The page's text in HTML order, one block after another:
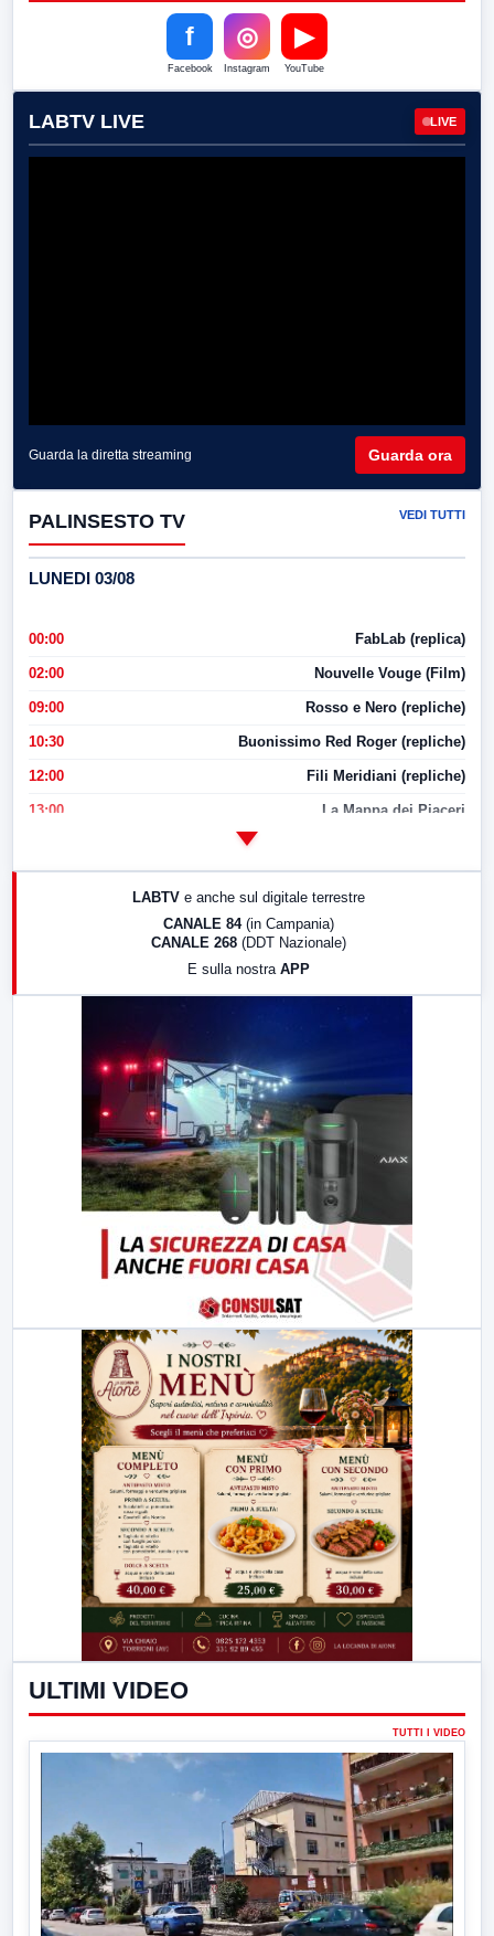
f
Facebook
◎
Instagram
▶
YouTube
LABTV LIVE LIVE
Guarda la diretta streaming Guarda ora
PALINSESTO TV VEDI TUTTI
LUNEDI 03/08
00:00 FabLab (replica)
02:00 Nouvelle Vouge (Film)
09:00 Rosso e Nero (repliche)
10:30 Buonissimo Red Roger (repliche)
12:00 Fili Meridiani (repliche)
13:00 La Mappa dei Piaceri
LABTV e anche sul digitale terrestre
CANALE 84 (in Campania)
CANALE 268 (DDT Nazionale)
E sulla nostra APP
ULTIMI VIDEO
TUTTI I VIDEO